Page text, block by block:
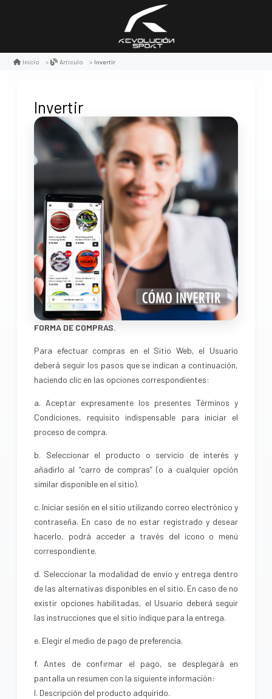
Inicio Artículo Invertir
Invertir
FORMA DE COMPRAS.
Para efectuar compras en el Sitio Web, el Usuario
deberá seguir los pasos que se indican a continuación,
haciendo clic en las opciones correspondientes:
a. Aceptar expresamente los presentes Términos y
Condiciones, requisito indispensable para iniciar el
proceso de compra.
b. Seleccionar el producto o servicio de interés y
añadirlo al “carro de compras” (o a cualquier opción
similar disponible en el sitio).
c. Iniciar sesión en el sitio utilizando correo electrónico y
contraseña. En caso de no estar registrado y desear
hacerlo, podrá acceder a través del ícono o menú
correspondiente.
d. Seleccionar la modalidad de envío y entrega dentro
de las alternativas disponibles en el sitio. En caso de no
existir opciones habilitadas, el Usuario deberá seguir
las instrucciones que el sitio indique para la entrega.
e. Elegir el medio de pago de preferencia.
f. Antes de confirmar el pago, se desplegará en
pantalla un resumen con la siguiente información:
I. Descripción del producto adquirido.